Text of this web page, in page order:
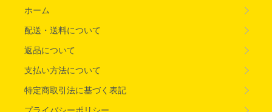
ホーム
配送・送料について
返品について
支払い方法について
特定商取引法に基づく表記